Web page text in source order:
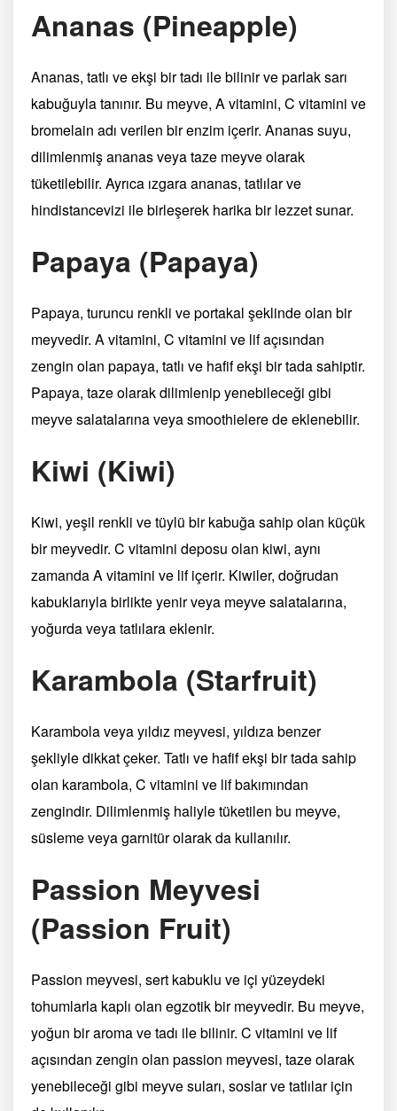
Ananas (Pineapple)
Ananas, tatlı ve ekşi bir tadı ile bilinir ve parlak sarı
kabuğuyla tanınır. Bu meyve, A vitamini, C vitamini ve
bromelain adı verilen bir enzim içerir. Ananas suyu,
dilimlenmiş ananas veya taze meyve olarak
tüketilebilir. Ayrıca ızgara ananas, tatlılar ve
hindistancevizi ile birleşerek harika bir lezzet sunar.
Papaya (Papaya)
Papaya, turuncu renkli ve portakal şeklinde olan bir
meyvedir. A vitamini, C vitamini ve lif açısından
zengin olan papaya, tatlı ve hafif ekşi bir tada sahiptir.
Papaya, taze olarak dilimlenip yenebileceği gibi
meyve salatalarına veya smoothielere de eklenebilir.
Kiwi (Kiwi)
Kiwi, yeşil renkli ve tüylü bir kabuğa sahip olan küçük
bir meyvedir. C vitamini deposu olan kiwi, aynı
zamanda A vitamini ve lif içerir. Kiwiler, doğrudan
kabuklarıyla birlikte yenir veya meyve salatalarına,
yoğurda veya tatlılara eklenir.
Karambola (Starfruit)
Karambola veya yıldız meyvesi, yıldıza benzer
şekliyle dikkat çeker. Tatlı ve hafif ekşi bir tada sahip
olan karambola, C vitamini ve lif bakımından
zengindir. Dilimlenmiş haliyle tüketilen bu meyve,
süsleme veya garnitür olarak da kullanılır.
Passion Meyvesi
(Passion Fruit)
Passion meyvesi, sert kabuklu ve içi yüzeydeki
tohumlarla kaplı olan egzotik bir meyvedir. Bu meyve,
yoğun bir aroma ve tadı ile bilinir. C vitamini ve lif
açısından zengin olan passion meyvesi, taze olarak
yenebileceği gibi meyve suları, soslar ve tatlılar için